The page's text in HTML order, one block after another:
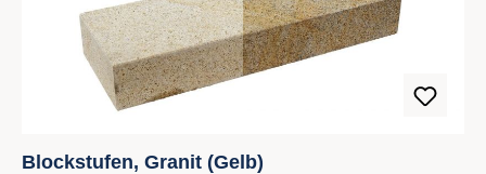
Blockstufen, Granit (Gelb)